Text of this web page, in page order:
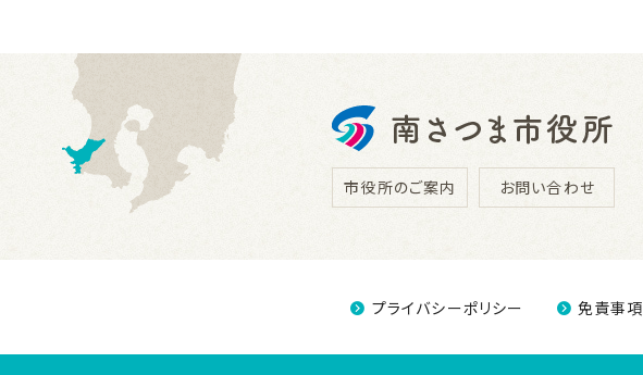
市役所のご案内 お問い合わせ
プライバシーポリシー 免責事項